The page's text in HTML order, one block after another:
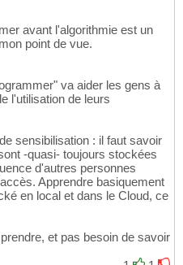
avant l'algorithmie est un
point de vue.
va aider les gens à
l'utilisation de leurs
sensibilisation : il faut savoir
-quasi- toujours stockées
d'autres personnes
Apprendre basiquement
en local et dans le Cloud, ce
et pas besoin de savoir